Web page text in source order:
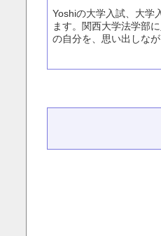
Yoshiの大学入試、大学
ます。関西大学法学部
の自分を、思い出しなが
が、これからは忘れて